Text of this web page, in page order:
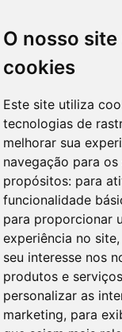
O nosso site
cookies
Este site utiliza
tecnologias de
melhorar sua
navegação para os
propósitos: para
funcionalidade
para proporcionar
experiência no site,
seu interesse nos
produtos e
personalizar as
marketing, para
Municipal
Corrêa, 858 - Centro -
2050